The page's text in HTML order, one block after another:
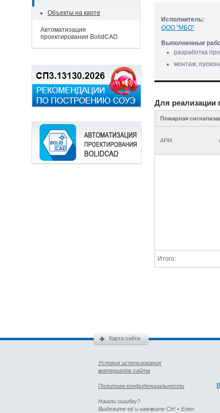
Объекты на карте
Автоматизация
проектирования BolidCAD
Исполнитель:
ООО "МБО"
Выполненные
разработка
монтаж,
Для реализации
Пожарная
АРМ
Итого:
Карта сайта
Условия использования
материалов сайта
Политика конфиденциальности
Нашли ошибку?
Выделите её и нажмите Ctrl + Enter.